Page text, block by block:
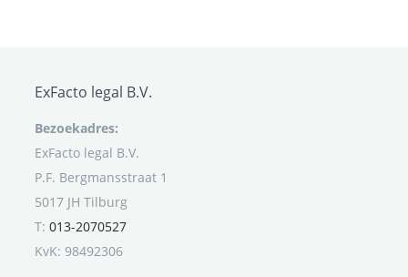
ExFacto legal B.V.
Bezoekadres:
ExFacto legal B.V.
P.F. Bergmansstraat 1
5017 JH Tilburg
T: 013-2070527
KvK: 98492306